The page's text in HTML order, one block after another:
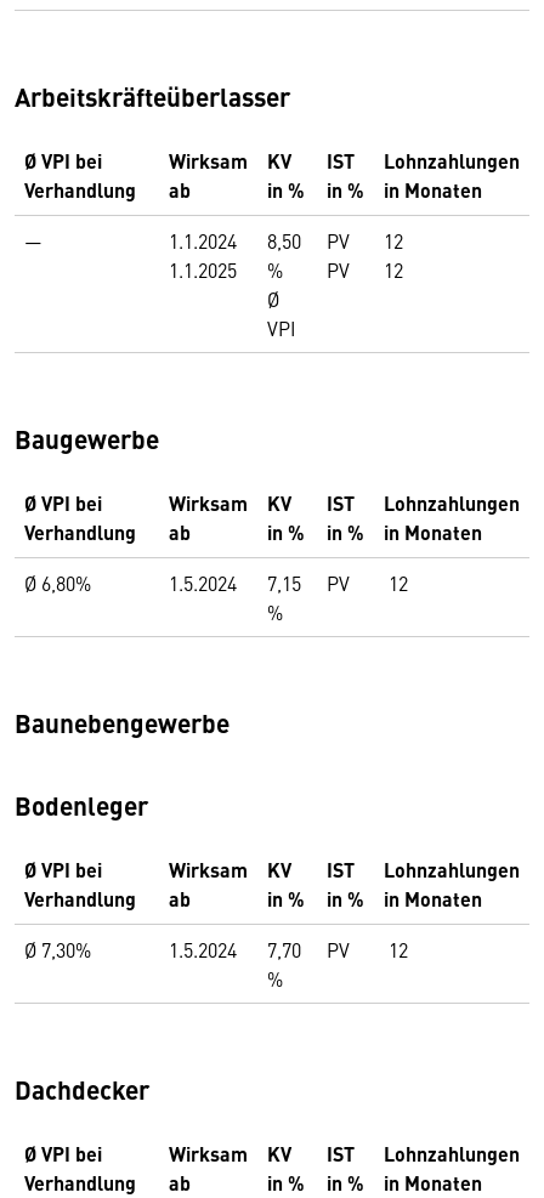
Arbeitskräfteüberlasser
Ø VPI bei
Verhandlung
Wirksam
ab
KV
in %
IST
in %
Lohnzahlungen
in Monaten
—
1.1.2024
1.1.2025
8,50
%
Ø
VPI
PV
PV
12
12
Baugewerbe
Ø VPI bei
Verhandlung
Wirksam
ab
KV
in %
IST
in %
Lohnzahlungen
in Monaten
Ø 6,80% 1.5.2024
7,15
%
PV 12
Baunebengewerbe
Bodenleger
Ø VPI bei
Verhandlung
Wirksam
ab
KV
in %
IST
in %
Lohnzahlungen
in Monaten
Ø 7,30% 1.5.2024
7,70
%
PV 12
Dachdecker
Ø VPI bei
Verhandlung
Wirksam
ab
KV
in %
IST
in %
Lohnzahlungen
in Monaten